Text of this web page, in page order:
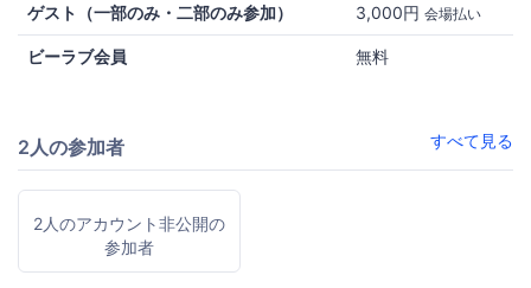
ゲスト（一部のみ・二部のみ参加） 3,000円 会場払い
ビーラブ会員 無料
2人の参加者 すべて見る
2人のアカウント非公開の
参加者